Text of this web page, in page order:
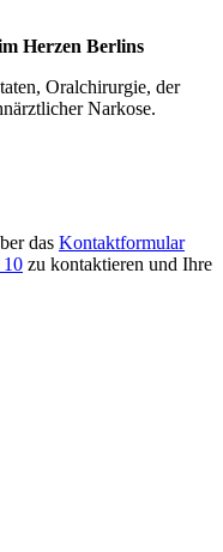
Herzen Berlins
Oralchirurgie, der
Narkose.
das Kontaktformular
10 zu kontaktieren und Ihre